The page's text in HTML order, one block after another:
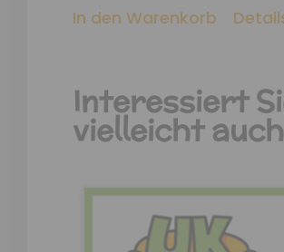
In den Warenkorb
Interessiert
vielleicht auch